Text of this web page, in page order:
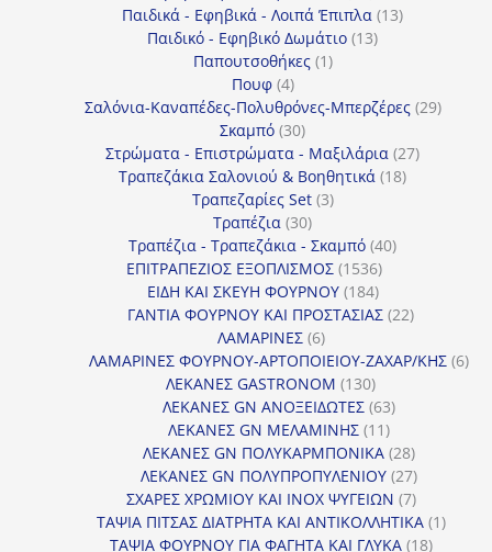
προϊόντα
Παιδικά - Εφηβικά - Λοιπά Έπιπλα 1313
Παιδικό - Εφηβικό Δωμάτιο 1313
Παπουτσοθήκες 11
Πουφ 44
προϊόντα
Σαλόνια-Καναπέδες-Πολυθρόνες-Μπερζέρες 2929
Σκαμπό 3030
προϊόντα
Στρώματα - Επιστρώματα - Μαξιλάρια 2727
Τραπεζάκια Σαλονιού & Βοηθητικά 1818
Τραπεζαρίες Set 33
Τραπέζια 3030
προϊόντα
Τραπέζια - Τραπεζάκια - Σκαμπό 4040
ΕΠΙΤΡΑΠΕΖΙΟΣ ΕΞΟΠΛΙΣΜΟΣ 15361536
προϊόντα
ΕΙΔΗ ΚΑΙ ΣΚΕΥΗ ΦΟΥΡΝΟΥ 184184
προϊόντα
ΓΑΝΤΙΑ ΦΟΥΡΝΟΥ ΚΑΙ ΠΡΟΣΤΑΣΙΑΣ 2222
ΛΑΜΑΡΙΝΕΣ 66
προϊόντα
ΛΑΜΑΡΙΝΕΣ ΦΟΥΡΝΟΥ-ΑΡΤΟΠΟΙΕΙΟΥ-ΖΑΧΑΡ/ΚΗΣ 66
ΛΕΚΑΝΕΣ GASTRONOM 130130
προϊόντα
ΛΕΚΑΝΕΣ GN ΑΝΟΞΕΙΔΩΤΕΣ 6363
ΛΕΚΑΝΕΣ GN ΜΕΛΑΜΙΝΗΣ 1111
προϊόντα
ΛΕΚΑΝΕΣ GN ΠΟΛΥΚΑΡΜΠΟΝΙΚΑ 2828
προϊόντα
ΛΕΚΑΝΕΣ GN ΠΟΛΥΠΡΟΠΥΛΕΝΙΟΥ 2727
προϊόντα
ΣΧΑΡΕΣ ΧΡΩΜΙΟΥ ΚΑΙ INOX ΨΥΓΕΙΩΝ 77
προϊόντα
ΤΑΨΙΑ ΠΙΤΣΑΣ ΔΙΑΤΡΗΤΑ ΚΑΙ ΑΝΤΙΚΟΛΛΗΤΙΚΑ 11
ΤΑΨΙΑ ΦΟΥΡΝΟΥ ΓΙΑ ΦΑΓΗΤΑ ΚΑΙ ΓΛΥΚΑ 1818